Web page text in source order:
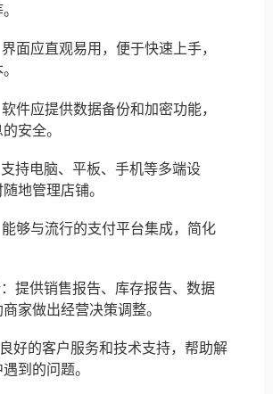
面应直观易用，便于快速上手，
件应提供数据备份和加密功能，
安全。
持电脑、平板、手机等多端设
地管理店铺。
够与流行的支付平台集成，简化
提供销售报告、库存报告、数据
家做出经营决策调整。
好的客户服务和技术支持，帮助解
到的问题。